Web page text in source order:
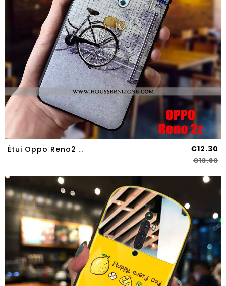
Étui Oppo Reno2 Z Silicone Délavé En Daim Charmant Coque Fluide Doux Téléphone Portable Légère Bleu €12.30
€13.80